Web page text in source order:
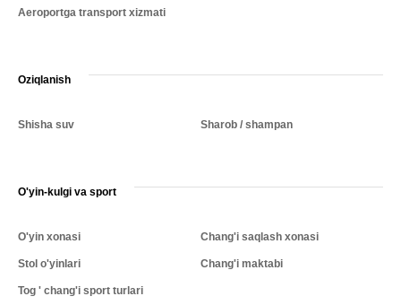
Aeroportga transport xizmati
Oziqlanish
Shisha suv Sharob / shampan
O'yin-kulgi va sport
O'yin xonasi
Stol o'yinlari
Tog ' chang'i sport turlari
Chang'i saqlash xonasi
Chang'i maktabi